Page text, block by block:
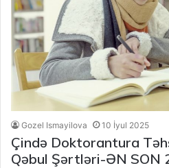
Gozel Ismayilova 10 İyul 2025
Çində Doktorantura
Qəbul Şərtləri-ƏN SON